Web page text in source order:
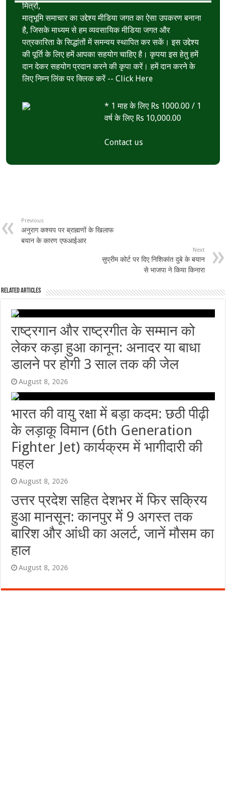
मित्रों,
मातृभूमि समाचार का उद्देश्य मीडिया जगत का ऐसा उपकरण बनाना
है, जिसके माध्यम से हम व्यवसायिक मीडिया जगत और
पत्रकारिता के सिद्धांतों में समन्वय स्थापित कर सकें। इस उद्देश्य
की पूर्ति के लिए हमें आपका सहयोग चाहिए है। कृपया इस हेतु हमें
दान देकर सहयोग प्रदान करने की कृपा करें। हमें दान करने के
लिए निम्न लिंक पर क्लिक करें --Click Here
* 1 माह के लिए Rs 1000.00 / 1
वर्ष के लिए Rs 10,000.00
Contact us
Previous
अनुराग कश्यप पर ब्राह्मणों के खिलाफ
बयान के कारण एफआईआर
Next
सुप्रीम कोर्ट पर दिए निशिकांत दुबे के बयान
से भाजपा ने किया किनारा
Related Articles
राष्ट्रगान और राष्ट्रगीत के सम्मान को
लेकर कड़ा हुआ कानून: अनादर या बाधा
डालने पर होगी 3 साल तक की जेल
August 8, 2026
भारत की वायु रक्षा में बड़ा कदम: छठी पीढ़ी
के लड़ाकू विमान (6th Generation
Fighter Jet) कार्यक्रम में भागीदारी की
पहल
August 8, 2026
उत्तर प्रदेश सहित देशभर में फिर सक्रिय
हुआ मानसून: कानपुर में 9 अगस्त तक
बारिश और आंधी का अलर्ट, जानें मौसम का
हाल
August 8, 2026